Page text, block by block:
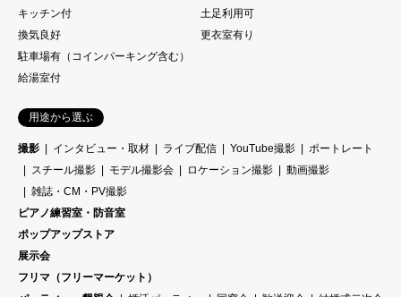
キッチン付
土足利用可
換気良好
更衣室有り
駐車場有（コインパーキング含む）
給湯室付
用途から選ぶ
撮影 インタビュー・取材 ライブ配信 YouTube撮影
ポートレート
スチール撮影
モデル撮影会 ロケーション撮影
動画撮影
雑誌・CM・PV撮影
ピアノ練習室・防音室
ポップアップストア
展示会
フリマ（フリーマーケット）